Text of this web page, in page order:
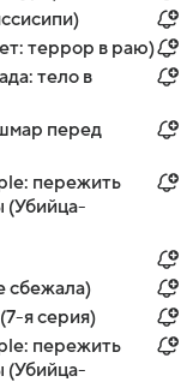
террор в раю)
тело в
перед
пережить
(Убийца-
сбежала)
я серия)
пережить
(Убийца-